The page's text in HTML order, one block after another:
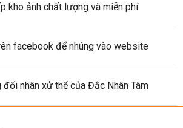
kho ảnh chất lượng và miễn phí
facebook để nhúng vào website
nhân xử thế của Đắc Nhân Tâm